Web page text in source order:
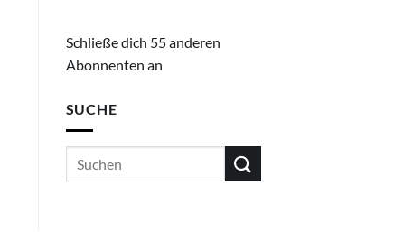
Schließe dich 55 anderen
Abonnenten an
SUCHE